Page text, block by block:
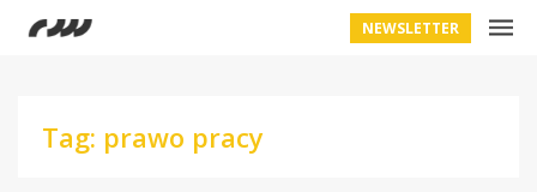
NEWSLETTER
Tag: prawo pracy